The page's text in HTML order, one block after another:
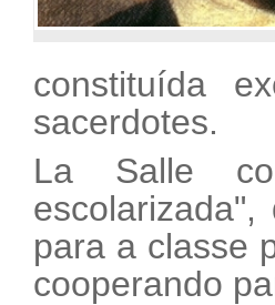
constituída
sacerdotes.
La Salle
para a classe
cooperando